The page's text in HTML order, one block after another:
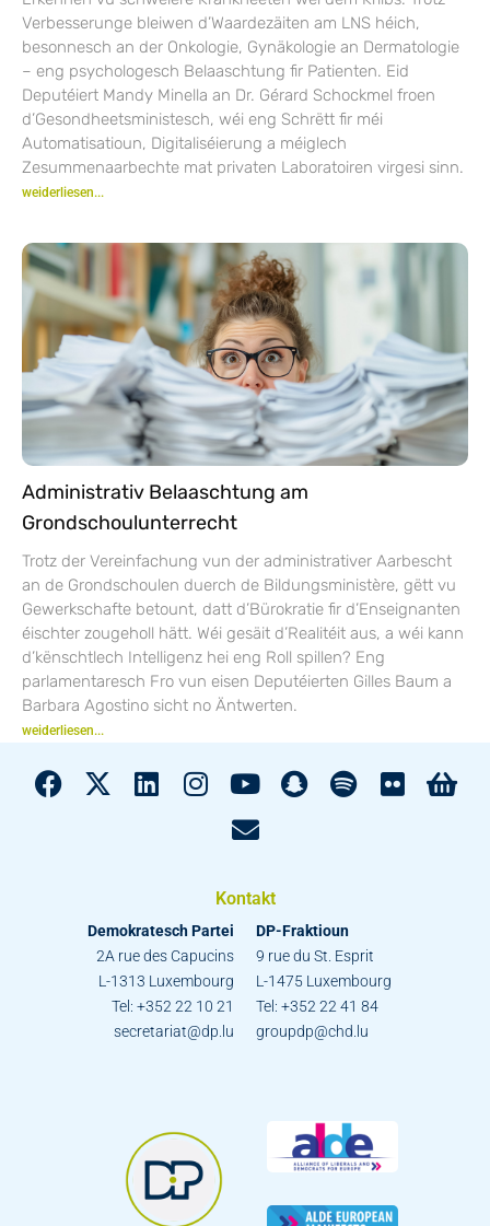
Verbesserunge bleiwen d’Waardezäiten am LNS héich,
besonnesch an der Onkologie, Gynäkologie an Dermatologie
– eng psychologesch Belaaschtung fir Patienten. Eid
Deputéiert Mandy Minella an Dr. Gérard Schockmel froen
d’Gesondheetsministesch, wéi eng Schrëtt fir méi
Automatisatioun, Digitaliséierung a méiglech
Zesummenaarbechte mat privaten Laboratoiren virgesi sinn.
weiderliesen...
Administrativ Belaaschtung am
Grondschoulunterrecht
Trotz der Vereinfachung vun der administrativer Aarbescht
an de Grondschoulen duerch de Bildungsministère, gëtt vu
Gewerkschafte betount, datt d’Bürokratie fir d’Enseignanten
éischter zougeholl hätt. Wéi gesäit d’Realitéit aus, a wéi kann
d’kënschtlech Intelligenz hei eng Roll spillen? Eng
parlamentaresch Fro vun eisen Deputéierten Gilles Baum a
Barbara Agostino sicht no Äntwerten.
weiderliesen...
Kontakt
Demokratesch Partei
2A rue des Capucins
L-1313 Luxembourg
Tel: +352 22 10 21
secretariat@dp.lu
DP-Fraktioun
9 rue du St. Esprit
L-1475 Luxembourg
Tel: +352 22 41 84
groupdp@chd.lu